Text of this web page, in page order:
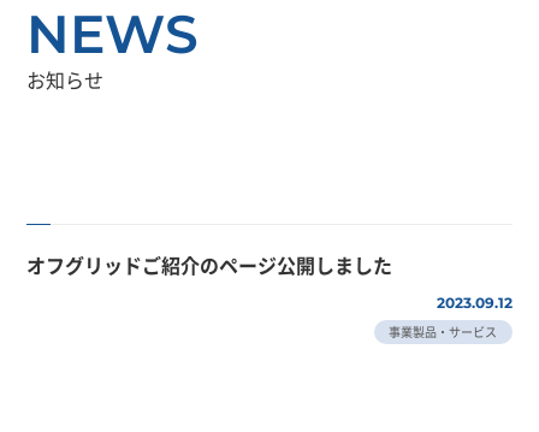
会社案内
資料請求
NEWS
お知らせ
オフグリッドご紹介のページ公開しました
2023.09.12
事業製品・サービス